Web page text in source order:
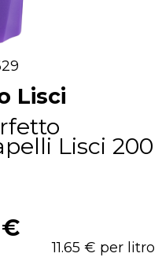
Lisci
Lisci 200
€
11.65 € per litro